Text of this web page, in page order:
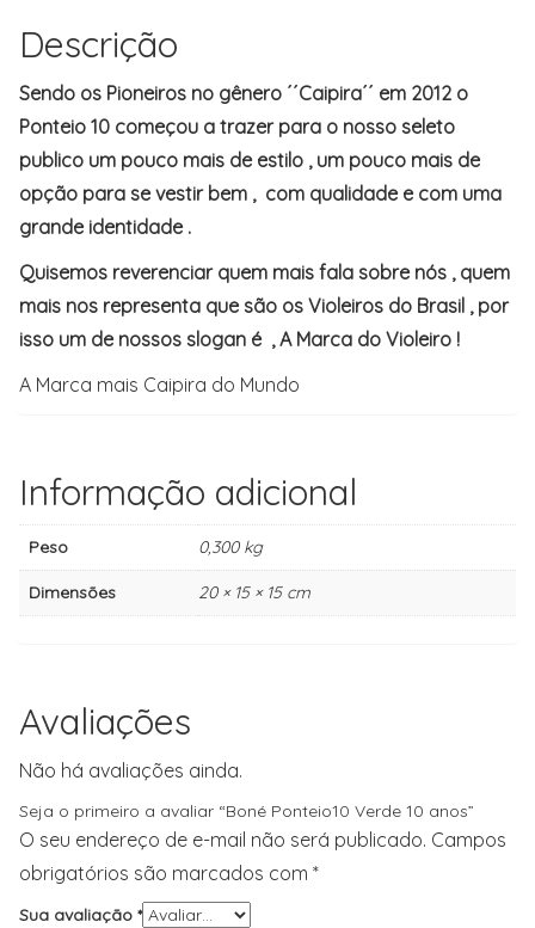
Descrição
Sendo os Pioneiros no gênero ´´Caipira´´ em 2012 o
Ponteio 10 começou a trazer para o nosso seleto
publico um pouco mais de estilo , um pouco mais de
opção para se vestir bem , com qualidade e com uma
grande identidade .
Quisemos reverenciar quem mais fala sobre nós , quem
mais nos representa que são os Violeiros do Brasil , por
isso um de nossos slogan é , A Marca do Violeiro !
A Marca mais Caipira do Mundo
Informação adicional
Peso 0,300 kg
Dimensões 20 × 15 × 15 cm
Avaliações
Não há avaliações ainda.
Seja o primeiro a avaliar “Boné Ponteio10 Verde 10 anos”
O seu endereço de e-mail não será publicado. Campos
obrigatórios são marcados com *
Sua avaliação *